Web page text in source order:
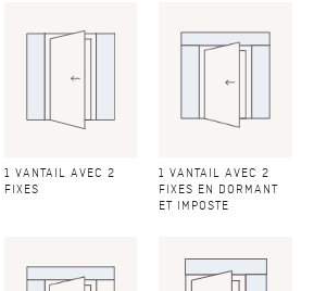
1 VANTAIL AVEC 2
FIXES
1 VANTAIL AVEC 2
FIXES EN DORMANT
ET IMPOSTE